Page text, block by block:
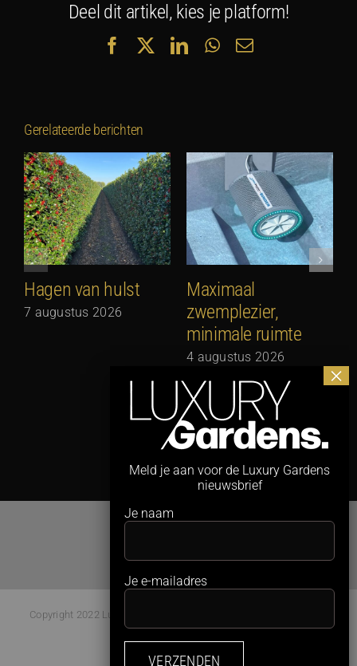
Deel dit artikel, kies je platform!
FacebookLinkedInWhatsApp
E-
Gerelateerde berichten
Hagen van hulst
7 augustus 2026
Maximaal
zwemplezier,
minimale ruimte
4 augustus 2026
Copyright 2022 Luxury Gardens Magazine | All Rights Reserved |
Meld je aan voor de Luxury Gardens
nieuwsbrief
Je naam
Je e-mailadres